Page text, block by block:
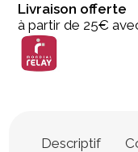
Livraison offerte
à partir de 25€
Descriptif